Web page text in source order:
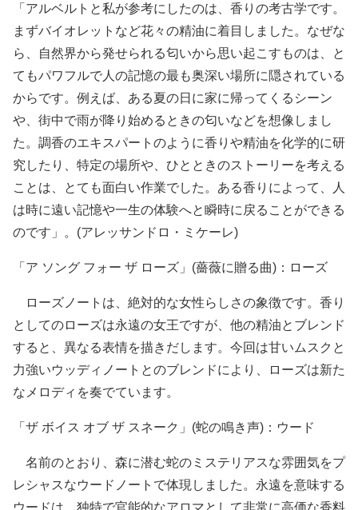
「アルベルトと私が参考にしたのは、香りの考古学です。
まずバイオレットなど花々の精油に着目しました。なぜな
ら、自然界から発せられる匂いから思い起こすものは、と
てもパワフルで人の記憶の最も奥深い場所に隠されている
からです。例えば、ある夏の日に家に帰ってくるシーン
や、街中で雨が降り始めるときの匂いなどを想像しまし
た。調香のエキスパートのように香りや精油を化学的に研
究したり、特定の場所や、ひとときのストーリーを考える
ことは、とても面白い作業でした。ある香りによって、人
は時に遠い記憶や一生の体験へと瞬時に戻ることができる
のです」。(アレッサンドロ・ミケーレ)
「ア ソング フォー ザ ローズ」(薔薇に贈る曲)：ローズ
ローズノートは、絶対的な女性らしさの象徴です。香り
としてのローズは永遠の女王ですが、他の精油とブレンド
すると、異なる表情を描きだします。今回は甘いムスクと
力強いウッディノートとのブレンドにより、ローズは新た
なメロディを奏でています。
「ザ ボイス オブ ザ スネーク」(蛇の鳴き声)：ウード
名前のとおり、森に潜む蛇のミステリアスな雰囲気をプ
レシャスなウードノートで体現しました。永遠を意味する